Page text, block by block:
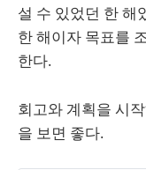
설 수 있었던 한 해
한 해이자 목표를
한다.
회고와 계획을 시
을 보면 좋다.